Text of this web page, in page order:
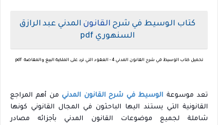
كتاب الوسيط في شرح القانون المدني عبد الرازق
السنهوري pdf
تحميل كتاب الوسيط في شرح القانون المدني 4 - العقود التي ترد على الملكية البيع والمقاصة pdf
تعد موسوعة الوسيط في شرح القانون المدنيمن أهم المراجع
القانونية التي يستند اليها الباحثون في المجال القانوني كونها
شاملة لجميع موضوعات القانون المدني بأجزائه مصادر